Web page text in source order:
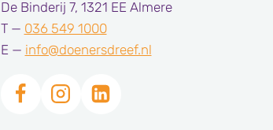
De Binderij 7, 1321 EE Almere
T — 036 549 1000
E — info@doenersdreef.nl